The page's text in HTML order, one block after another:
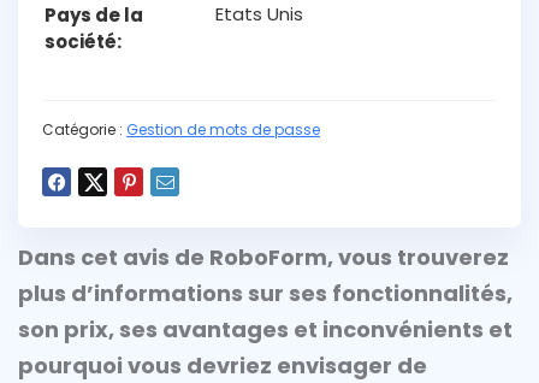
Pays de la
société
Etats Unis
Catégorie : Gestion de mots de passe
Dans cet avis de RoboForm, vous trouverez
plus d’informations sur ses fonctionnalités,
son prix, ses avantages et inconvénients et
pourquoi vous devriez envisager de